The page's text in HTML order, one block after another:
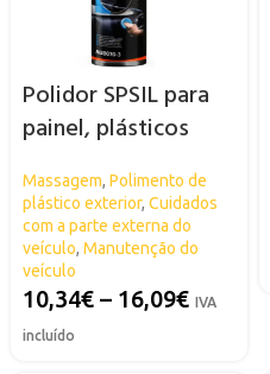
Polidor SPSIL para
painel, plásticos
exteriores e pneus
Massagem, Polimento de
plástico exterior, Cuidados
com a parte externa do
veículo, Manutenção do
veículo
10,34€ – 16,09€ IVA
incluído